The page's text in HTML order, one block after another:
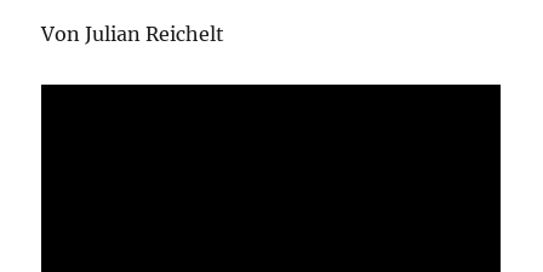
Von Julian Reichelt